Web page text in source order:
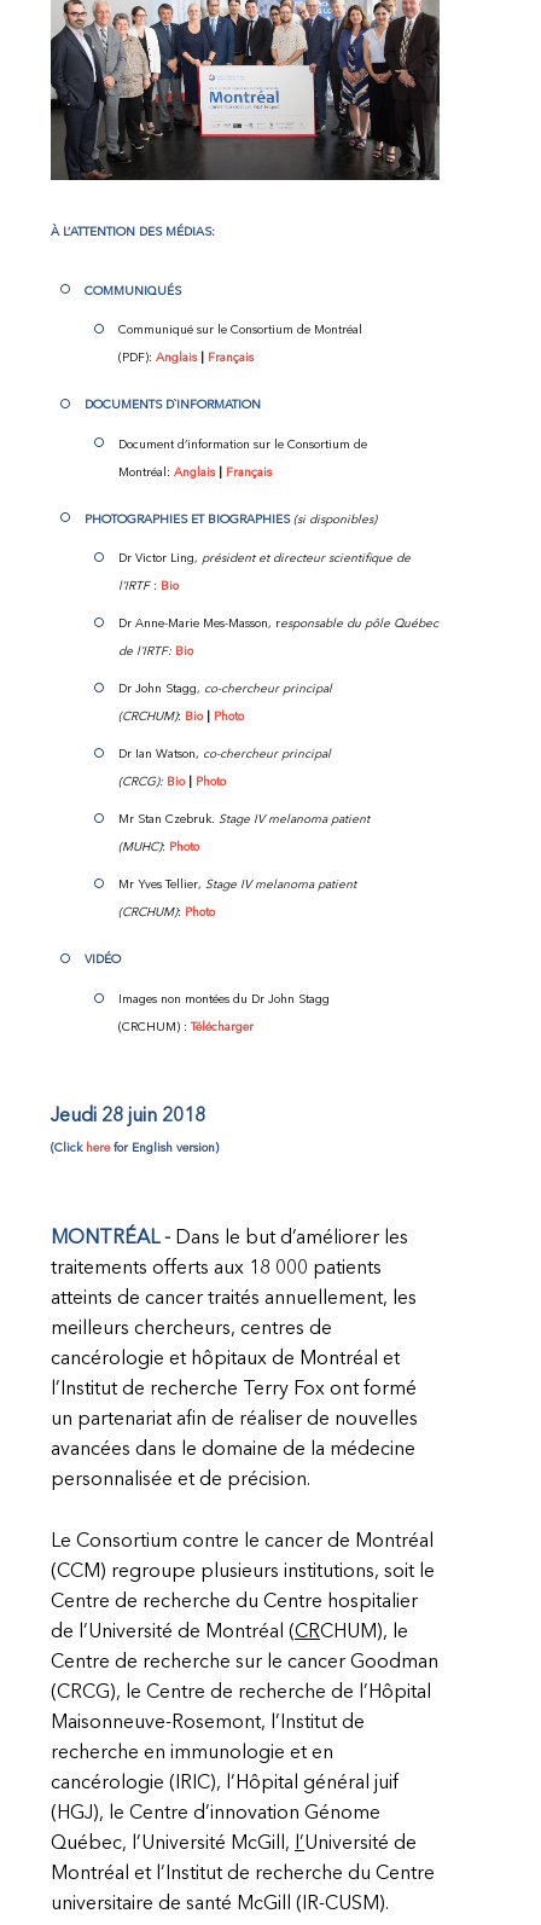
À L’ATTENTION DES MÉDIAS:
COMMUNIQUÉS
Communiqué sur le Consortium de Montréal
(PDF): Anglais Français
DOCUMENTS D`INFORMATION
Document d’information sur le Consortium de
Montréal: Anglais Français
PHOTOGRAPHIES ET BIOGRAPHIES (si disponibles)
Dr Victor Ling, président et directeur scientifique de
l’IRTF: Bio
Dr Anne-Marie Mes-Masson, responsable du pôle Québec
de l’IRTF: Bio
Dr John Stagg, co-chercheur principal
(CRCHUM): Bio Photo
Dr Ian Watson, co-chercheur principal
(CRCG): Bio Photo
Mr Stan Czebruk. Stage IV melanoma patient
(MUHC): Photo
Mr Yves Tellier, Stage IV melanoma patient
(CRCHUM): Photo
VIDÉO
Images non montées du Dr John Stagg
(CRCHUM) :Télécharger
Jeudi 28 juin 2018
(Click herefor English version)
MONTRÉAL - Dans le but d’améliorer les
traitements offerts aux 18 000 patients
atteints de cancer traités annuellement, les
meilleurs chercheurs, centres de
cancérologie et hôpitaux de Montréal et
l’Institut de recherche Terry Fox ont formé
un partenariat afin de réaliser de nouvelles
avancées dans le domaine de la médecine
personnalisée et de précision.
Le Consortium contre le cancer de Montréal
(CCM) regroupe plusieurs institutions, soit le
Centre de recherche du Centre hospitalier
de l’Université de Montréal (CRCHUM), le
Centre de recherche sur le cancer Goodman
(CRCG), le Centre de recherche de l’Hôpital
Maisonneuve-Rosemont, l’Institut de
recherche en immunologie et en
cancérologie (IRIC), l’Hôpital général juif
(HGJ), le Centre d’innovation Génome
Québec, l’Université McGill, l’Université de
Montréal et l’Institut de recherche du Centre
universitaire de santé McGill (IR-CUSM).